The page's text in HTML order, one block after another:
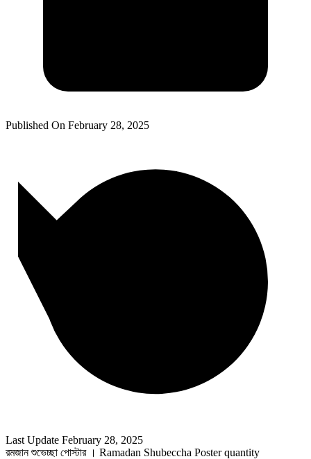
Published On February 28, 2025
Last Update February 28, 2025
রমজান শুভেচ্ছা পোস্টার । Ramadan Shubeccha Poster quantity